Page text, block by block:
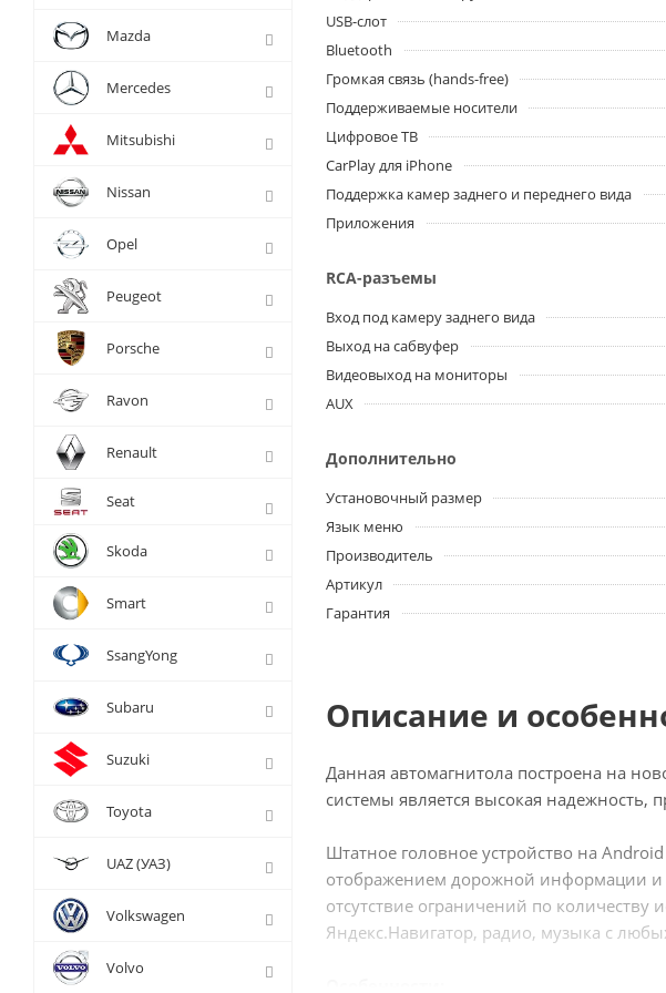
USB-слот
Bluetooth
Громкая связь (hands-free)
Поддерживаемые носители
Цифровое ТВ
CarPlay для iPhone
Поддержка камер заднего и переднего вида
Приложения
RCA-разъемы
Вход под камеру заднего вида
Выход на сабвуфер
Видеовыход на мониторы
AUX
Дополнительно
Установочный размер
Язык меню
Производитель
Артикул
Гарантия
Описание и
Данная автомагнитола построена на
системы является высокая
Штатное головное устройство на
отображением дорожной информации и
отсутствие ограничений по
Яндекс.Навигатор, радио, музыка с
Mazda
Mercedes
Mitsubishi
Nissan
Opel
Peugeot
Porsche
Ravon
Renault
Seat
Skoda
Smart
SsangYong
Subaru
Suzuki
Toyota
UAZ (УАЗ)
Volkswagen
Volvo